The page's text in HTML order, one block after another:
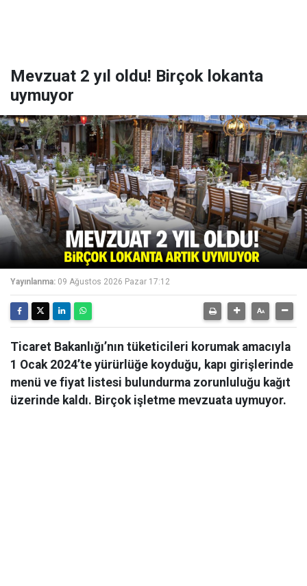
Mevzuat 2 yıl oldu! Birçok lokanta
uymuyor
Yayınlanma: 09 Ağustos 2026 Pazar 17:12
Ticaret Bakanlığı’nın tüketicileri korumak amacıyla
1 Ocak 2024’te yürürlüğe koyduğu, kapı girişlerinde
menü ve fiyat listesi bulundurma zorunluluğu kağıt
üzerinde kaldı. Birçok işletme mevzuata uymuyor.